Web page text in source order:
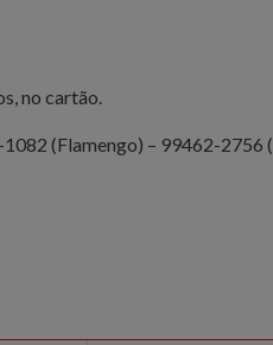
no cartão.
(Flamengo) – 99462-2756